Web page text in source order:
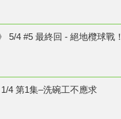
5/4 #5 最終回 - 絕地欖球戰！
1/4 第1集–洗碗工不應求